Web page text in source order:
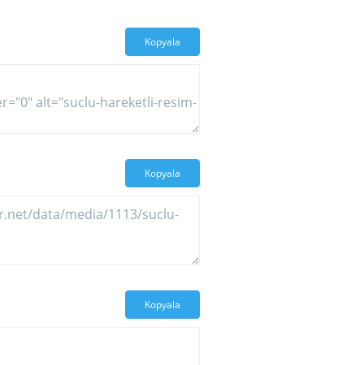
Kopyala
Kopyala
Kopyala